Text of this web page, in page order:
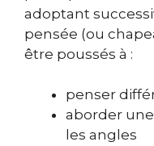
adoptant
pensée (ou
être poussés à :
penser
aborder
les angles